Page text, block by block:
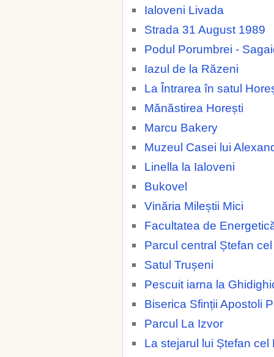
Ialoveni Livada
Strada 31 August 1989
Podul Porumbrei -
Iazul de la Răzeni
La Întrarea în satul
Mănăstirea Horești
Marcu Bakery
Muzeul Casei lui
Linella la Ialoveni
Bukovel
Vinăria Mileștii Mici
Facultatea de
Parcul central Ștefan
Satul Trușeni
Pescuit iarna la
Biserica Sfinții Apostoli
Parcul La Izvor
La stejarul lui Ștefan cel